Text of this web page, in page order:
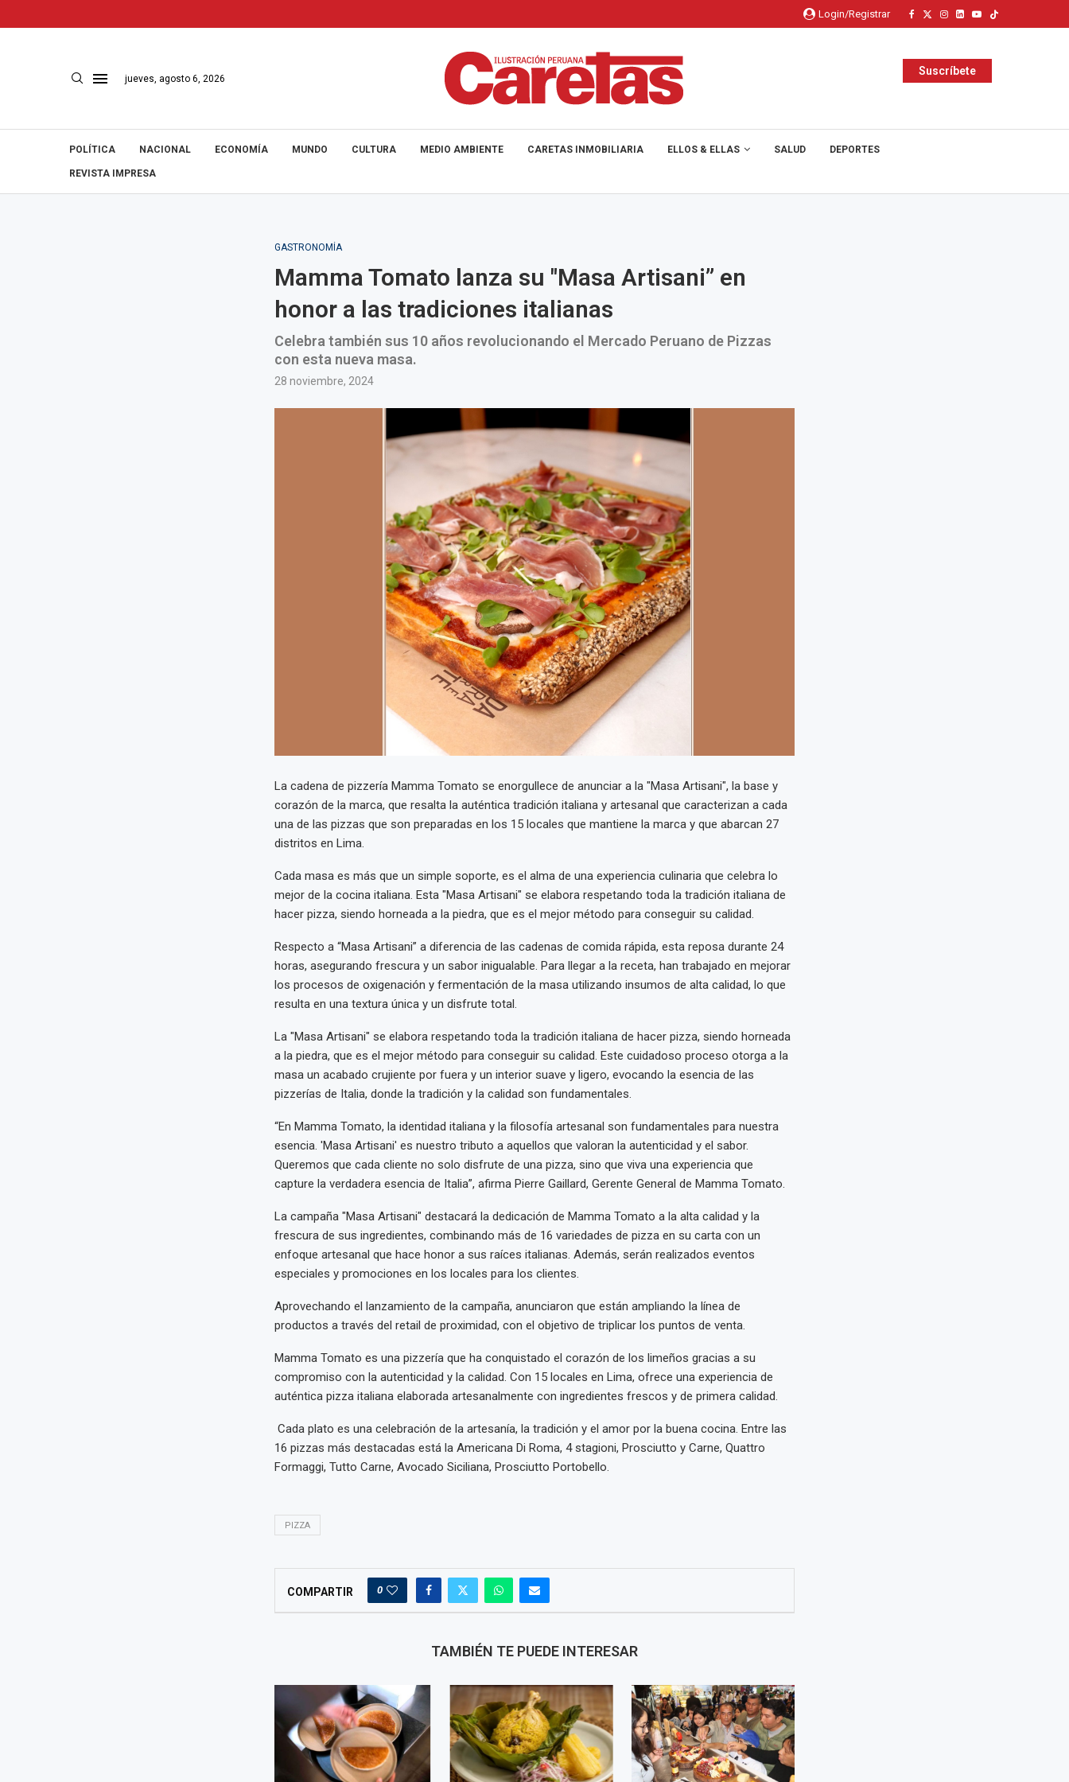
Login/Registrar
jueves, agosto 6, 2026
Suscríbete
POLÍTICA NACIONAL ECONOMÍA MUNDO CULTURA MEDIO AMBIENTE CARETAS INMOBILIARIA ELLOS & ELLAS SALUD DEPORTES
REVISTA IMPRESA
GASTRONOMÍA
Mamma Tomato lanza su "Masa Artisani” en
honor a las tradiciones italianas
Celebra también sus 10 años revolucionando el Mercado Peruano de Pizzas
con esta nueva masa.
28 noviembre, 2024
La cadena de pizzería Mamma Tomato se enorgullece de anunciar a la "Masa Artisani", la base y
corazón de la marca, que resalta la auténtica tradición italiana y artesanal que caracterizan a cada
una de las pizzas que son preparadas en los 15 locales que mantiene la marca y que abarcan 27
distritos en Lima.
Cada masa es más que un simple soporte, es el alma de una experiencia culinaria que celebra lo
mejor de la cocina italiana. Esta "Masa Artisani" se elabora respetando toda la tradición italiana de
hacer pizza, siendo horneada a la piedra, que es el mejor método para conseguir su calidad.
Respecto a “Masa Artisani” a diferencia de las cadenas de comida rápida, esta reposa durante 24
horas, asegurando frescura y un sabor inigualable. Para llegar a la receta, han trabajado en mejorar
los procesos de oxigenación y fermentación de la masa utilizando insumos de alta calidad, lo que
resulta en una textura única y un disfrute total.
La "Masa Artisani" se elabora respetando toda la tradición italiana de hacer pizza, siendo horneada
a la piedra, que es el mejor método para conseguir su calidad. Este cuidadoso proceso otorga a la
masa un acabado crujiente por fuera y un interior suave y ligero, evocando la esencia de las
pizzerías de Italia, donde la tradición y la calidad son fundamentales.
“En Mamma Tomato, la identidad italiana y la filosofía artesanal son fundamentales para nuestra
esencia. 'Masa Artisani' es nuestro tributo a aquellos que valoran la autenticidad y el sabor.
Queremos que cada cliente no solo disfrute de una pizza, sino que viva una experiencia que
capture la verdadera esencia de Italia”, afirma Pierre Gaillard, Gerente General de Mamma Tomato.
La campaña "Masa Artisani" destacará la dedicación de Mamma Tomato a la alta calidad y la
frescura de sus ingredientes, combinando más de 16 variedades de pizza en su carta con un
enfoque artesanal que hace honor a sus raíces italianas. Además, serán realizados eventos
especiales y promociones en los locales para los clientes.
Aprovechando el lanzamiento de la campaña, anunciaron que están ampliando la línea de
productos a través del retail de proximidad, con el objetivo de triplicar los puntos de venta.
Mamma Tomato es una pizzería que ha conquistado el corazón de los limeños gracias a su
compromiso con la autenticidad y la calidad. Con 15 locales en Lima, ofrece una experiencia de
auténtica pizza italiana elaborada artesanalmente con ingredientes frescos y de primera calidad.
Cada plato es una celebración de la artesanía, la tradición y el amor por la buena cocina. Entre las
16 pizzas más destacadas está la Americana Di Roma, 4 stagioni, Prosciutto y Carne, Quattro
Formaggi, Tutto Carne, Avocado Siciliana, Prosciutto Portobello.
PIZZA
COMPARTIR 0
TAMBIÉN TE PUEDE INTERESAR